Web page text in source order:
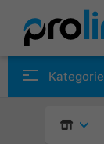
Kategorie